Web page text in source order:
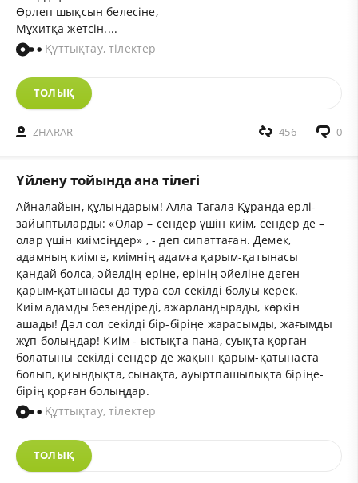
Өрлеп шықсын белесіне,
Мұхитқа жетсін....
Құттықтау, тілектер
ТОЛЫҚ
ZHARAR 0
456
Үйлену тойында ана тілегі
Айналайын, құлындарым! Алла Тағала Құранда ерлі-
зайыптыларды: «Олар – сендер үшін киім, сендер де –
олар үшін киімсіңдер» , - деп сипаттаған. Демек,
адамның киімге, киімнің адамға қарым-қатынасы
қандай болса, әйелдің еріне, ерінің әйеліне деген
қарым-қатынасы да тура сол секілді болуы керек.
Киім адамды безендіреді, ажарландырады, көркін
ашады! Дәл сол секілді бір-біріңе жарасымды, жағымды
жұп болыңдар! Киім - ыстықта пана, суықта қорған
болатыны секілді сендер де жақын қарым-қатынаста
болып, қиындықта, сынақта, ауыртпашылықта біріңе-
бірің қорған болыңдар.
Құттықтау, тілектер
ТОЛЫҚ